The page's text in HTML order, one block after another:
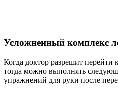
Усложненный комплекс
Когда доктор разрешит перейти
тогда можно выполнять
упражнений для руки после